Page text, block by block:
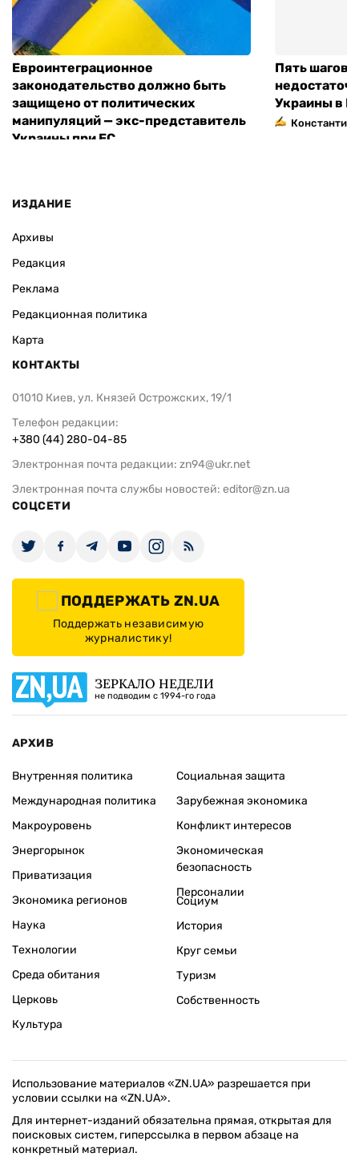
Евроинтеграционное
законодательство должно быть
защищено от политических
манипуляций — экс-представитель
Украины при ЕС
Пять шагов
Украины в
Константин
ИЗДАНИЕ
Архивы
Редакция
Реклама
Редакционная политика
Карта
КОНТАКТЫ
01010 Киев, ул. Князей Острожских, 19/1
Телефон редакции:
+380 (44) 280-04-85
Электронная почта редакции: zn94@ukr.net
Электронная почта службы новостей: editor@zn.ua
СОЦСЕТИ
ПОДДЕРЖАТЬ ZN.UA
Поддержать независимую
журналистику!
ЗЕРКАЛО НЕДЕЛИ
не подводим с 1994-го года
АРХИВ
Внутренняя политика
Международная политика
Макроуровень
Энергорынок
Приватизация
Экономика регионов
Социальная защита
Зарубежная экономика
Конфликт интересов
Экономическая
безопасность
Персоналии
Наука
Технологии
Среда обитания
Церковь
Культура
Социум
История
Круг семьи
Туризм
Собственность
Использование материалов «ZN.UA» разрешается при
условии ссылки на «ZN.UA».
Для интернет-изданий обязательна прямая, открытая для
поисковых систем, гиперссылка в первом абзаце на
конкретный материал.